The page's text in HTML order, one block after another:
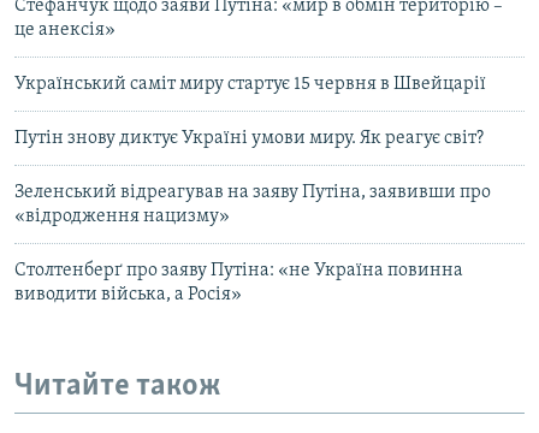
Стефанчук щодо заяви Путіна: «мир в обмін територію –
це анексія»
Український саміт миру стартує 15 червня в Швейцарії
Путін знову диктує Україні умови миру. Як реагує світ?
Зеленський відреагував на заяву Путіна, заявивши про
«відродження нацизму»
Столтенберґ про заяву Путіна: «не Україна повинна
виводити війська, а Росія»
Читайте також